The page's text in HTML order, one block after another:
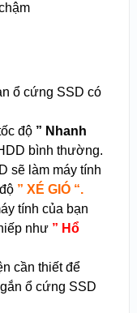
ổ cứng SSD có
độ ” Nhanh
bình thường.
sẽ làm máy tính
” XÉ GIÓ “.
tính của bạn
như ” Hổ
cần thiết để
ổ cứng SSD